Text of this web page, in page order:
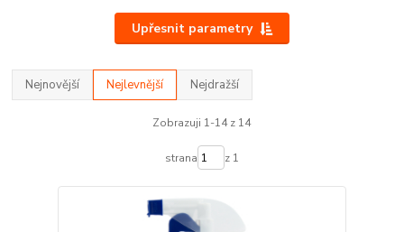
Upřesnit parametry
Nejnovější Nejlevnější Nejdražší
Zobrazuji 1-14 z 14
strana z 1